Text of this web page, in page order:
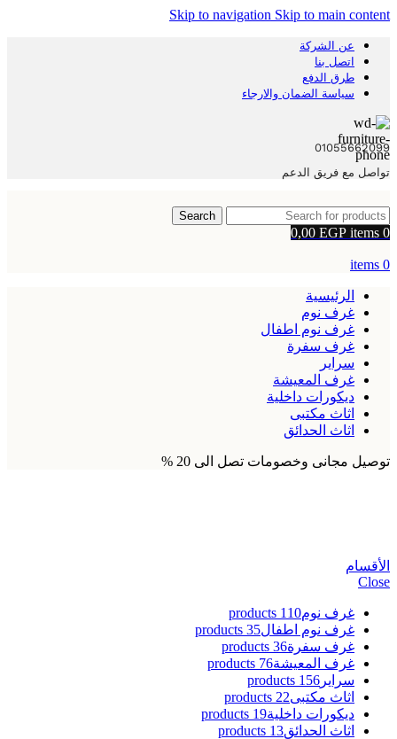
Skip to navigation Skip to main content
عن الشركة
اتصل بنا
طرق الدفع
سياسة الضمان والارجاء
01055662099
تواصل مع فريق الدعم
Search
0
items
0,00 EGP
0
items
الرئيسية
غرف نوم
غرف نوم اطفال
غرف سفرة
سراير
غرف المعيشة
ديكورات داخلية
اثاث مكتبى
اثاث الحدائق
توصيل مجانى وخصومات تصل الى 20 %
الأقسام
Close
غرف نوم110 products
غرف نوم اطفال35 products
غرف سفرة36 products
غرف المعيشة76 products
سراير 156 products
اثاث مكتبى22 products
ديكورات داخلية19 products
اثاث الحدائق13 products